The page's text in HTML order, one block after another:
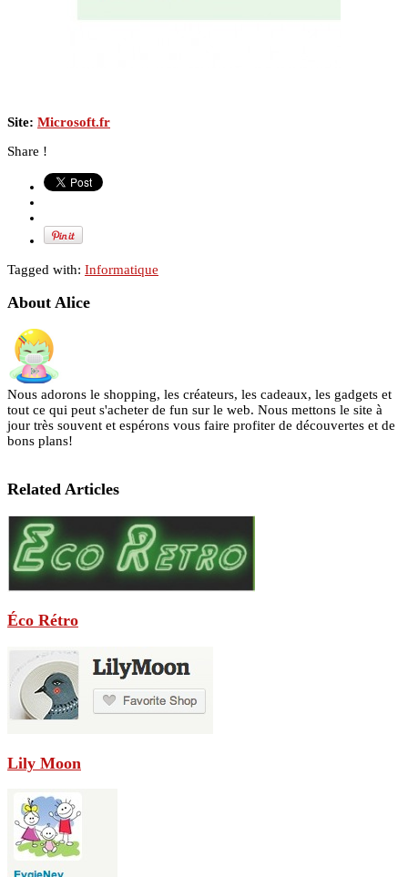
Site: Microsoft.fr
Share !
Tagged with: Informatique
About Alice
Nous adorons le shopping, les créateurs, les cadeaux, les gadgets et
tout ce qui peut s'acheter de fun sur le web. Nous mettons le site à
jour très souvent et espérons vous faire profiter de découvertes et de
bons plans!
Related Articles
Éco Rétro
Lily Moon